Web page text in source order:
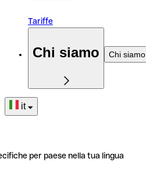
Tariffe
Chi siamo Chi siamo
it
per paese nella tua lingua